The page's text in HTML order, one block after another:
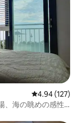
レビュー127
4.94 (127)
、海の眺めの感性